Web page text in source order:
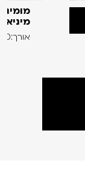
אורך:60 דקות